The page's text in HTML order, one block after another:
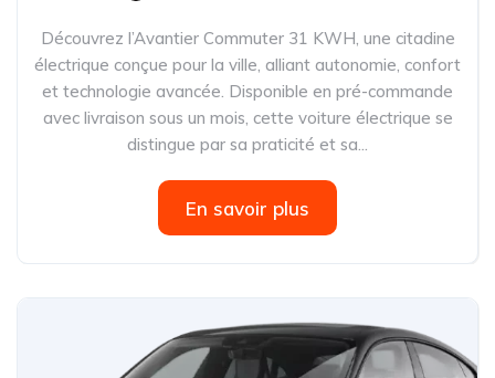
Découvrez l’Avantier Commuter 31 KWH, une citadine
électrique conçue pour la ville, alliant autonomie, confort
et technologie avancée. Disponible en pré-commande
avec livraison sous un mois, cette voiture électrique se
distingue par sa praticité et sa...
En savoir plus